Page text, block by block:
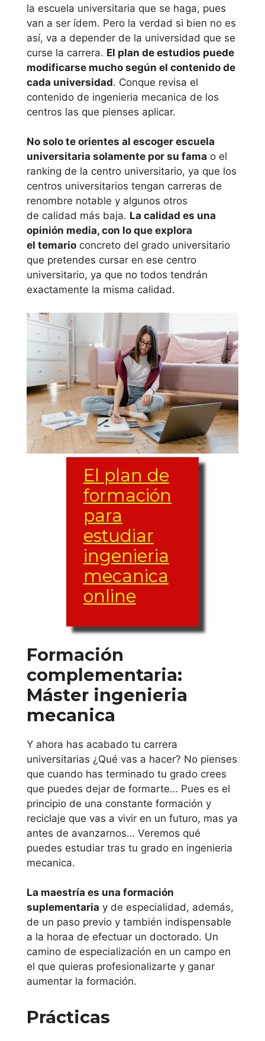
Universitat de
València
Universidad
Cardenal Herrera
– CEU
Católica de
Valencia S.
Vicente M.
Extremadura
Universidad de
Extremadura
Galicia
Universidad de A
Coruña
Universidad de
Santiago de
Compostela
Universidad de
de Vigo
Islas Baleares
Universitat de las
Illes Balears
La Rioja
Universidad de
País Vasco
Universidad
Mondragon
Unibertsitatea
Universidad de
Deusto
Universidad del
País Vasco
Principado de
Universidad de
Oviedo
Región de
Murcia
Politécnica de
la escuela universitaria que se haga, pues
van a ser ídem. Pero la verdad si bien no es
así, va a depender de la universidad que se
curse la carrera. El plan de estudios puede
modificarse mucho según el contenido de
cada universidad. Conque revisa el
contenido de ingenieria mecanica de los
centros las que pienses aplicar.
No solo te orientes al escoger escuela
universitaria solamente por su fama o el
ranking de la centro universitario, ya que los
centros universitarios tengan carreras de
renombre notable y algunos otros
de calidad más baja. La calidad es una
opinión media, con lo que explora
el temario concreto del grado universitario
que pretendes cursar en ese centro
universitario, ya que no todos tendrán
exactamente la misma calidad.
El plan de
formación
para
estudiar
ingenieria
mecanica
online
Formación
complementaria:
Máster ingenieria
mecanica
Y ahora has acabado tu carrera
universitarias ¿Qué vas a hacer? No pienses
que cuando has terminado tu grado crees
que puedes dejar de formarte… Pues es el
principio de una constante formación y
reciclaje que vas a vivir en un futuro, mas ya
antes de avanzarnos… Veremos qué
puedes estudiar tras tu grado en ingenieria
mecanica.
La maestría es una formación
suplementaria y de especialidad, además,
de un paso previo y también indispensable
a la horaa de efectuar un doctorado. Un
camino de especialización en un campo en
el que quieras profesionalizarte y ganar
aumentar la formación.
Prácticas